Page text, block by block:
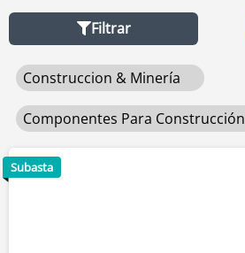
Filtrar
Construccion & Minería
Componentes Para Construcción
Subasta